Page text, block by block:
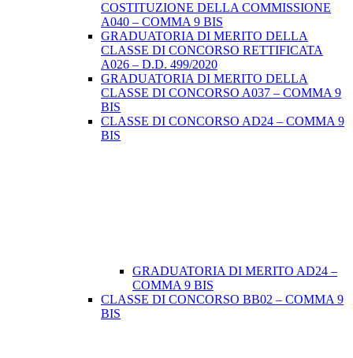
COSTITUZIONE DELLA COMMISSIONE
A040 – COMMA 9 BIS
GRADUATORIA DI MERITO DELLA
CLASSE DI CONCORSO RETTIFICATA
A026 – D.D. 499/2020
GRADUATORIA DI MERITO DELLA
CLASSE DI CONCORSO A037 – COMMA 9
BIS
CLASSE DI CONCORSO AD24 – COMMA 9
BIS
GRADUATORIA DI MERITO AD24 –
COMMA 9 BIS
CLASSE DI CONCORSO BB02 – COMMA 9
BIS